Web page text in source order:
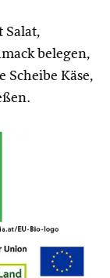
Salat,
belegen,
Scheibe Käse,